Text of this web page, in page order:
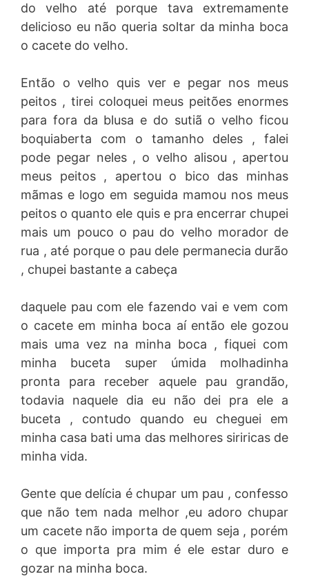
do velho até porque tava extremamente
delicioso eu não queria soltar da minha boca
o cacete do velho.
Então o velho quis ver e pegar nos meus
peitos , tirei coloquei meus peitões enormes
para fora da blusa e do sutiã o velho ficou
boquiaberta com o tamanho deles , falei
pode pegar neles , o velho alisou , apertou
meus peitos , apertou o bico das minhas
mãmas e logo em seguida mamou nos meus
peitos o quanto ele quis e pra encerrar chupei
mais um pouco o pau do velho morador de
rua , até porque o pau dele permanecia durão
, chupei bastante a cabeça
daquele pau com ele fazendo vai e vem com
o cacete em minha boca aí então ele gozou
mais uma vez na minha boca , fiquei com
minha buceta super úmida molhadinha
pronta para receber aquele pau grandão,
todavia naquele dia eu não dei pra ele a
buceta , contudo quando eu cheguei em
minha casa bati uma das melhores siriricas de
minha vida.
Gente que delícia é chupar um pau , confesso
que não tem nada melhor ,eu adoro chupar
um cacete não importa de quem seja , porém
o que importa pra mim é ele estar duro e
gozar na minha boca.